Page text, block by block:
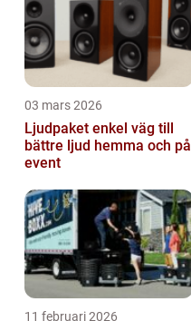
03 mars 2026
Ljudpaket enkel väg till
bättre ljud hemma och på
event
11 februari 2026